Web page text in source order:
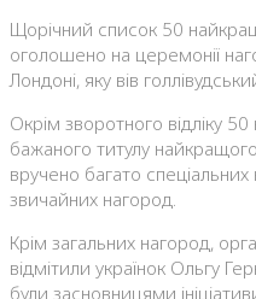
Щорічний список 50
оголошено на церемонії
Лондоні, яку вів
Окрім зворотного відліку
бажаного титулу
вручено багато
звичайних нагород.
Крім загальних нагород,
відмітили українок Ольгу
були засновницями